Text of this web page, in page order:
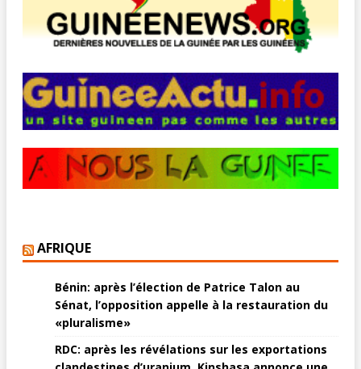
AFRIQUE
Bénin: après l’élection de Patrice Talon au
Sénat, l’opposition appelle à la restauration du
«pluralisme»
RDC: après les révélations sur les exportations